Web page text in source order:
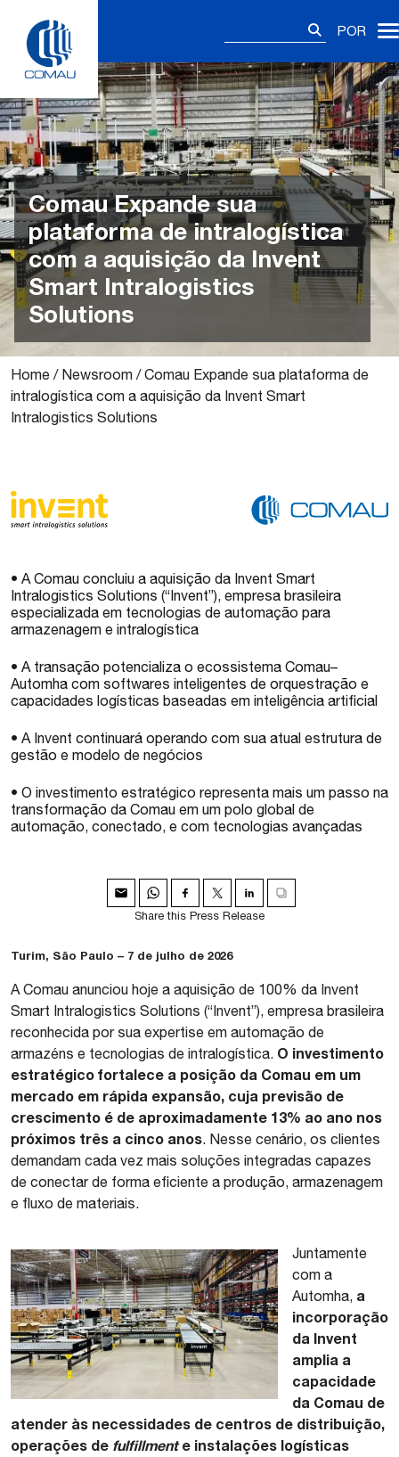
content
POR
Comau Expande sua
plataforma de intralogística
com a aquisição da Invent
Smart Intralogistics
Solutions
Home / Newsroom /Comau Expande sua plataforma de
intralogística com a aquisição da Invent Smart
Intralogistics Solutions
• A Comau concluiu a aquisição da Invent Smart
Intralogistics Solutions (“Invent”), empresa brasileira
especializada em tecnologias de automação para
armazenagem e intralogística
• A transação potencializa o ecossistema Comau–
Automha com softwares inteligentes de orquestração e
capacidades logísticas baseadas em inteligência artificial
• A Invent continuará operando com sua atual estrutura de
gestão e modelo de negócios
• O investimento estratégico representa mais um passo na
transformação da Comau em um polo global de
automação, conectado, e com tecnologias avançadas
Share this Press Release
Turim, São Paulo – 7 de julho de 2026
A Comau anunciou hoje a aquisição de 100% da Invent
Smart Intralogistics Solutions (“Invent”), empresa brasileira
reconhecida por sua expertise em automação de
armazéns e tecnologias de intralogística. O investimento
estratégico fortalece a posição da Comau em um
mercado em rápida expansão, cuja previsão de
crescimento é de aproximadamente 13% ao ano nos
próximos três a cinco anos. Nesse cenário, os clientes
demandam cada vez mais soluções integradas capazes
de conectar de forma eficiente a produção, armazenagem
e fluxo de materiais.
Juntamente
com a
Automha, a
incorporação
da Invent
amplia a
capacidade
da Comau de
atender às necessidades de centros de distribuição,
operações de fulfillmente instalações logísticas